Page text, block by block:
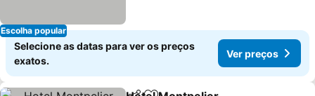
Escolha popular
Selecione as datas para ver os preços
exatos.
Ver preços